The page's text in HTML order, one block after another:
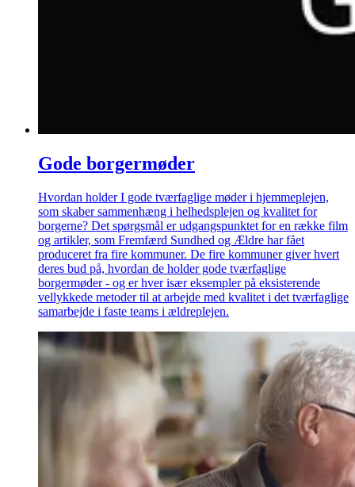
Gode borgermøder
Hvordan holder I gode tværfaglige møder i hjemmeplejen,
som skaber sammenhæng i helhedsplejen og kvalitet for
borgerne? Det spørgsmål er udgangspunktet for en række film
og artikler, som Fremfærd Sundhed og Ældre har fået
produceret fra fire kommuner. De fire kommuner giver hvert
deres bud på, hvordan de holder gode tværfaglige
borgermøder - og er hver især eksempler på eksisterende
vellykkede metoder til at arbejde med kvalitet i det tværfaglige
samarbejde i faste teams i ældreplejen.